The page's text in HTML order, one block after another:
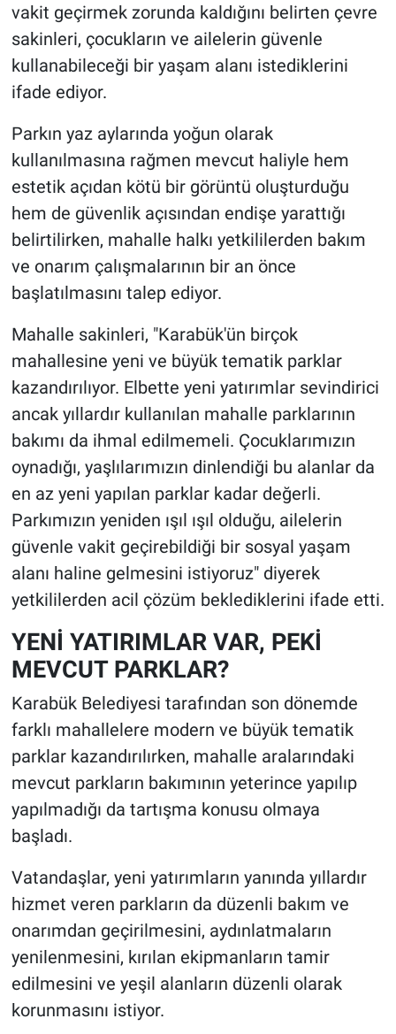
vakit geçirmek zorunda kaldığını belirten çevre
sakinleri, çocukların ve ailelerin güvenle
kullanabileceği bir yaşam alanı istediklerini
ifade ediyor.
Parkın yaz aylarında yoğun olarak
kullanılmasına rağmen mevcut haliyle hem
estetik açıdan kötü bir görüntü oluşturduğu
hem de güvenlik açısından endişe yarattığı
belirtilirken, mahalle halkı yetkililerden bakım
ve onarım çalışmalarının bir an önce
başlatılmasını talep ediyor.
Mahalle sakinleri, "Karabük'ün birçok
mahallesine yeni ve büyük tematik parklar
kazandırılıyor. Elbette yeni yatırımlar sevindirici
ancak yıllardır kullanılan mahalle parklarının
bakımı da ihmal edilmemeli. Çocuklarımızın
oynadığı, yaşlılarımızın dinlendiği bu alanlar da
en az yeni yapılan parklar kadar değerli.
Parkımızın yeniden ışıl ışıl olduğu, ailelerin
güvenle vakit geçirebildiği bir sosyal yaşam
alanı haline gelmesini istiyoruz" diyerek
yetkililerden acil çözüm beklediklerini ifade etti.
YENİ YATIRIMLAR VAR, PEKİ
MEVCUT PARKLAR?
Karabük Belediyesi tarafından son dönemde
farklı mahallelere modern ve büyük tematik
parklar kazandırılırken, mahalle aralarındaki
mevcut parkların bakımının yeterince yapılıp
yapılmadığı da tartışma konusu olmaya
başladı.
Vatandaşlar, yeni yatırımların yanında yıllardır
hizmet veren parkların da düzenli bakım ve
onarımdan geçirilmesini, aydınlatmaların
yenilenmesini, kırılan ekipmanların tamir
edilmesini ve yeşil alanların düzenli olarak
korunmasını istiyor.